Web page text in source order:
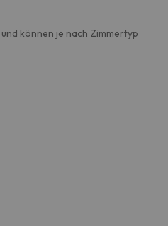
können je nach Zimmertyp